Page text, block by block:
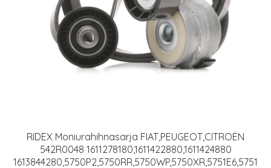
RIDEX Moniurahihnasarja FIAT,PEUGEOT,CITROËN
542R0048 1611278180,1611422880,1611424880
1613844280,5750P2,5750RR,5750WP,5750XR,5751E6,5751